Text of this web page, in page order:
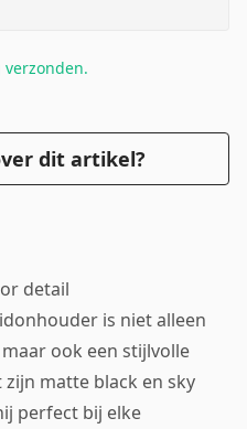
dit artikel?
detail
is niet alleen
ook een stijlvolle
matte black en sky
perfect bij elke